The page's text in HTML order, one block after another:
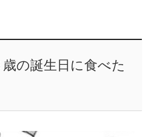
の誕生日に食べた